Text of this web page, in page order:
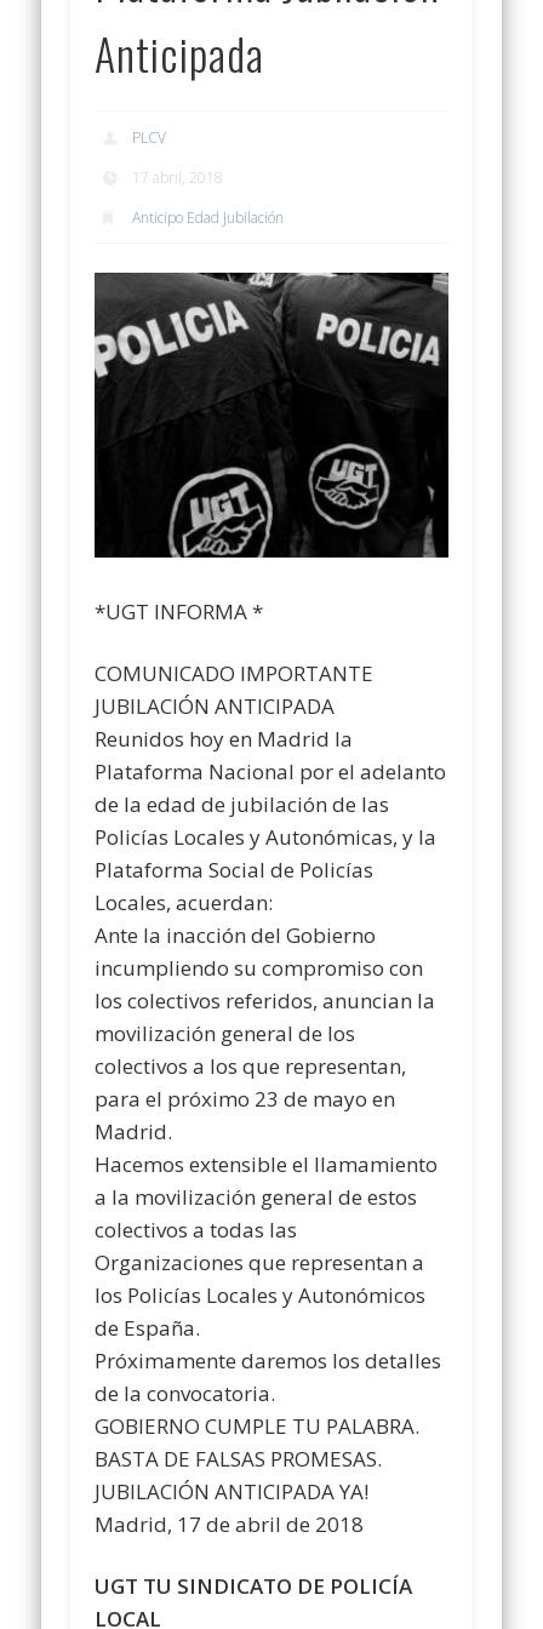
Anticipada
PLCV
17 abril, 2018
Anticipo Edad Jubilación
*UGT INFORMA *
COMUNICADO IMPORTANTE
JUBILACIÓN ANTICIPADA
Reunidos hoy en Madrid la
Plataforma Nacional por el adelanto
de la edad de jubilación de las
Policías Locales y Autonómicas, y la
Plataforma Social de Policías
Locales, acuerdan:
Ante la inacción del Gobierno
incumpliendo su compromiso con
los colectivos referidos, anuncian la
movilización general de los
colectivos a los que representan,
para el próximo 23 de mayo en
Madrid.
Hacemos extensible el llamamiento
a la movilización general de estos
colectivos a todas las
Organizaciones que representan a
los Policías Locales y Autonómicos
de España.
Próximamente daremos los detalles
de la convocatoria.
GOBIERNO CUMPLE TU PALABRA.
BASTA DE FALSAS PROMESAS.
JUBILACIÓN ANTICIPADA YA!
Madrid, 17 de abril de 2018
UGT TU SINDICATO DE POLICÍA
LOCAL